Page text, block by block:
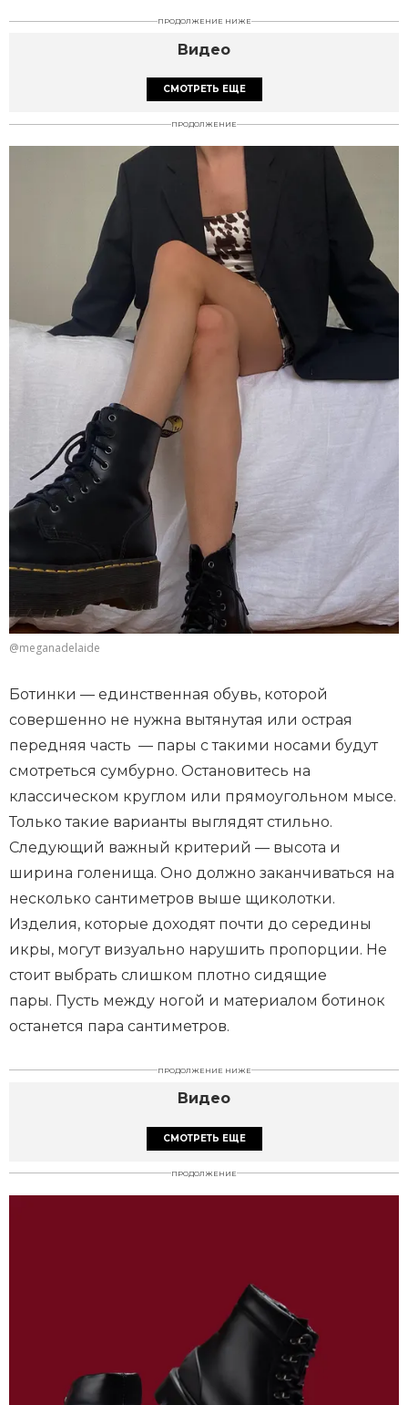
ПРОДОЛЖЕНИЕ НИЖЕ
Видео
СМОТРЕТЬ ЕЩЕ
ПРОДОЛЖЕНИЕ
@meganadelaide
Ботинки — единственная обувь, которой
совершенно не нужна вытянутая или острая
передняя часть — пары с такими носами будут
смотреться сумбурно. Остановитесь на
классическом круглом или прямоугольном мысе.
Только такие варианты выглядят стильно.
Следующий важный критерий — высота и
ширина голенища. Оно должно заканчиваться на
несколько сантиметров выше щиколотки.
Изделия, которые доходят почти до середины
икры, могут визуально нарушить пропорции. Не
стоит выбрать слишком плотно сидящие
пары. Пусть между ногой и материалом ботинок
останется пара сантиметров.
ПРОДОЛЖЕНИЕ НИЖЕ
Видео
СМОТРЕТЬ ЕЩЕ
ПРОДОЛЖЕНИЕ